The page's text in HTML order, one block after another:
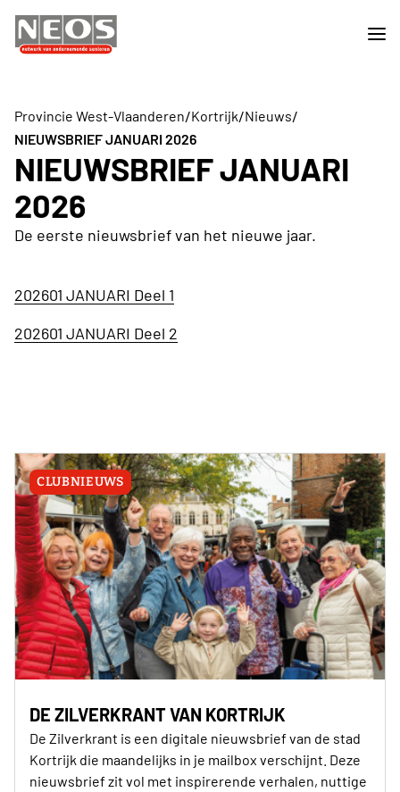
Provincie West-Vlaanderen/Kortrijk/Nieuws/
NIEUWSBRIEF JANUARI 2026
NIEUWSBRIEF JANUARI
2026
De eerste nieuwsbrief van het nieuwe jaar.
202601 JANUARI Deel 1
202601 JANUARI Deel 2
CLUBNIEUWS
DE ZILVERKRANT VAN KORTRIJK
De Zilverkrant is een digitale nieuwsbrief van de stad
Kortrijk die maandelijks in je mailbox verschijnt. Deze
nieuwsbrief zit vol met inspirerende verhalen, nuttige